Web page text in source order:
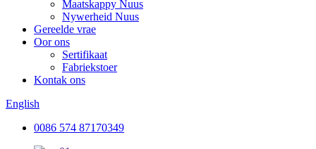
Maatskappy Nuus
Nywerheid Nuus
Gereelde vrae
Oor ons
Sertifikaat
Fabriekstoer
Kontak ons
English
0086 574 87170349